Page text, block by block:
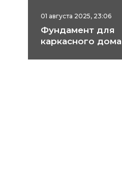
01 августа 2025, 23:06
Фундамент для
каркасного дома